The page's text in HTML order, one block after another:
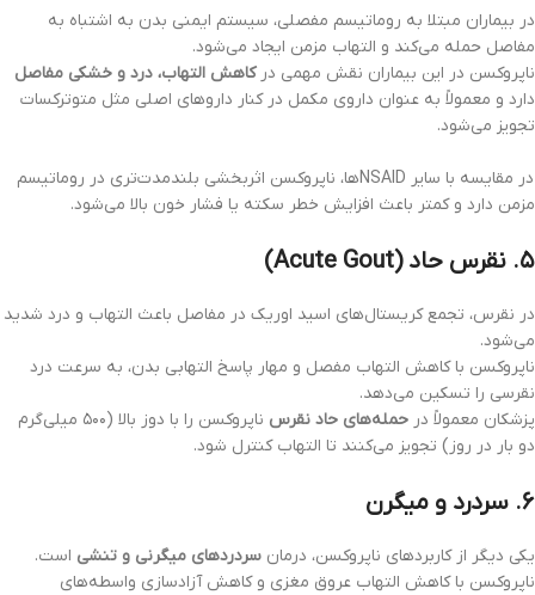
در بیماران مبتلا به روماتیسم مفصلی، سیستم ایمنی بدن به اشتباه به
مفاصل حمله می‌کند و التهاب مزمن ایجاد می‌شود.
ناپروکسن در این بیماران نقش مهمی درکاهش التهاب، درد و خشکی مفاصل
دارد و معمولاً به عنوان داروی مکمل در کنار داروهای اصلی مثل متوترکسات
تجویز می‌شود.
در مقایسه با سایر NSAIDها، ناپروکسن اثربخشی بلندمدت‌تری در روماتیسم
مزمن دارد و کمتر باعث افزایش خطر سکته یا فشار خون بالا می‌شود.
۵. نقرس حاد (Acute Gout)
در نقرس، تجمع کریستال‌های اسید اوریک در مفاصل باعث التهاب و درد شدید
می‌شود.
ناپروکسن با کاهش التهاب مفصل و مهار پاسخ التهابی بدن، به سرعت درد
نقرسی را تسکین می‌دهد.
پزشکان معمولاً در حمله‌های حاد نقرس
ناپروکسن را با دوز بالا (۵۰۰ میلی‌گرم
دو بار در روز) تجویز می‌کنند تا التهاب کنترل شود.
۶. سردرد و میگرن
یکی دیگر از کاربردهای ناپروکسن، درمان سردردهای میگرنی و تنشی است.
ناپروکسن با کاهش التهاب عروق مغزی و کاهش آزادسازی واسطه‌های